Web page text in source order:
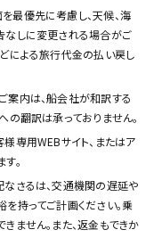
最優先に考慮し、天候、海
なしに変更される場合がご
による旅行代金の払い戻し
案内は、船会社が和訳する
の翻訳は承っておりません。
専用WEBサイト、またはア
。
さるは、交通機関の遅延や
持ってご計画ください。乗
ません。また、返金もできか